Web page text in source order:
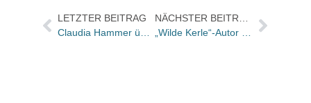
LETZTER BEITRAG